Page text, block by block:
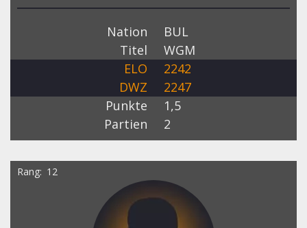
Nation
BUL
Titel
WGM
ELO
2242
DWZ
2247
Punkte
1,5
Partien
2
Rang 12